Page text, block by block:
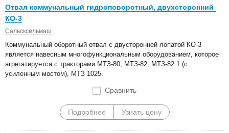
Отвал коммунальный гидроповоротный, двухсторонний
КО-3
Сальсксельмаш
Коммунальный оборотный отвал с двусторонней лопатой КО-3
является навесным многофункциональным оборудованием, которое
агрегатируется с тракторами МТЗ-80, МТЗ-82, МТЗ-82.1 (с
усиленным мостом), МТЗ 1025.
Сравнить
Подробнее Узнать цену